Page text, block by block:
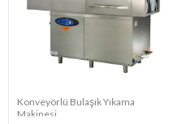
Konveyörlü Bulaşık Yıkama
Makinesi